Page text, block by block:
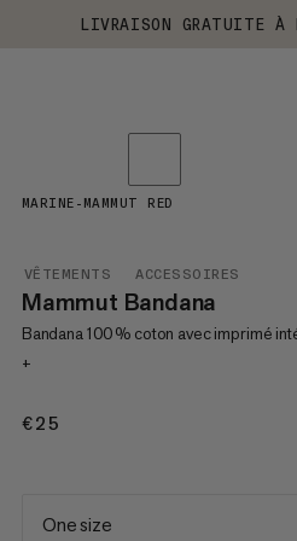
LIVRAISON GRATUITE À
VÊTEMENTS ACCESSOIRES
Mammut Bandana
Bandana 100 % coton avec imprimé
+
€25
MARINE-MAMMUT RED
One size